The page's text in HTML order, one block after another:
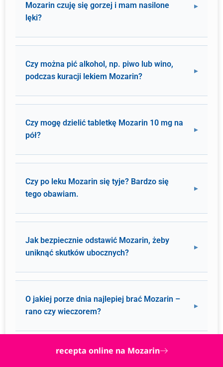
Mozarin czuję się gorzej i mam nasilone
lęki?
Czy można pić alkohol, np. piwo lub wino,
podczas kuracji lekiem Mozarin?
Czy mogę dzielić tabletkę Mozarin 10 mg na
pół?
Czy po leku Mozarin się tyje? Bardzo się
tego obawiam.
Jak bezpiecznie odstawić Mozarin, żeby
uniknąć skutków ubocznych?
O jakiej porze dnia najlepiej brać Mozarin –
rano czy wieczorem?
Czy mogę brać Ibuprom lub inne leki
recepta online na Mozarin